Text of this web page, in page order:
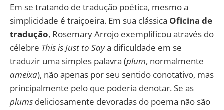
Em se tratando de tradução poética, mesmo a
simplicidade é traiçoeira. Em sua clássica Oficina de
tradução, Rosemary Arrojo exemplificou através do
célebre This is Just to Saya dificuldade em se
traduzir uma simples palavra (plum, normalmente
ameixa), não apenas por seu sentido conotativo, mas
principalmente pelo que poderia denotar. Se as
plums deliciosamente devoradas do poema não são